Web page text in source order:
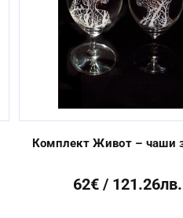
Комплект Живот – чаши
62€ / 121.26лв.